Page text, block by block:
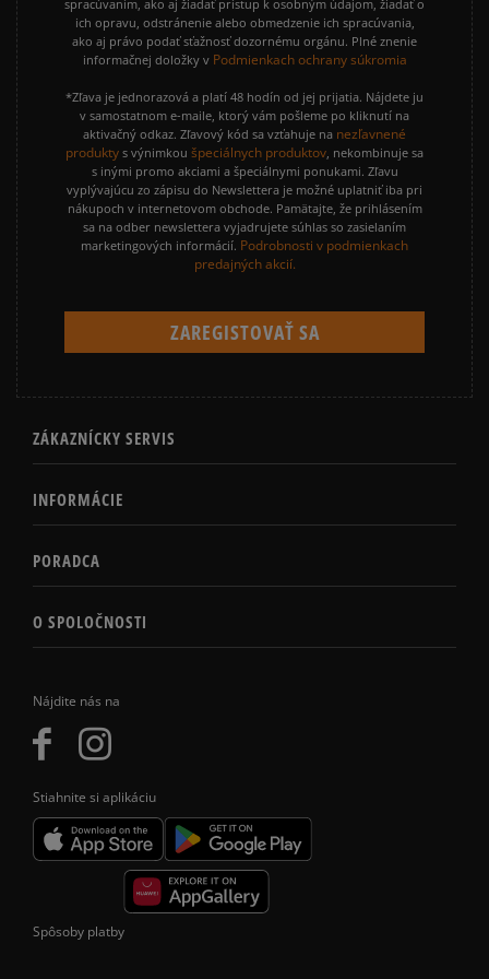
Nájdite nás na
Stiahnite si aplikáciu
spracúvaním, ako aj žiadať prístup k osobným údajom, žiadať o
ich opravu, odstránenie alebo obmedzenie ich spracúvania,
ako aj právo podať sťažnosť dozornému orgánu. Plné znenie
informačnej doložky v Podmienkach ochrany súkromia
*Zľava je jednorazová a platí 48 hodín od jej prijatia. Nájdete ju
v samostatnom e-maile, ktorý vám pošleme po kliknutí na
aktivačný odkaz. Zľavový kód sa vzťahuje na nezľavnené
produkty s výnimkou špeciálnych produktov, nekombinuje sa
s inými promo akciami a špeciálnymi ponukami. Zľavu
vyplývajúcu zo zápisu do Newslettera je možné uplatniť iba pri
nákupoch v internetovom obchode. Pamätajte, že prihlásením
sa na odber newslettera vyjadrujete súhlas so zasielaním
marketingových informácií. Podrobnosti v podmienkach
predajných akcií.
ZÁKAZNÍCKY SERVIS
INFORMÁCIE
PORADCA
O SPOLOČNOSTI
Spôsoby platby